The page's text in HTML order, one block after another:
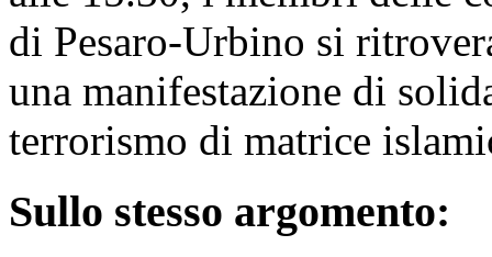
di Pesaro-Urbino si
una manifestazione di
terrorismo di matrice
Sullo stesso argomento: